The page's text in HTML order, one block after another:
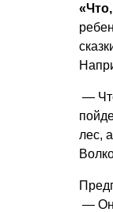
—
лес,
—